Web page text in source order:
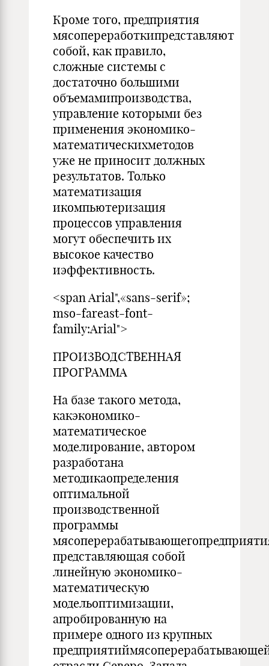
Кроме того, предприятия
мясопереработкипредставляют
собой, как правило,
сложные системы с
достаточно большими
объемамипроизводства,
управление которыми без
применения экономико-
математическихметодов
уже не приносит должных
результатов. Только
математизация
икомпьютеризация
процессов управления
могут обеспечить их
высокое качество
иэффективность.
<span Arial",«sans-serif»;
mso-fareast-font-
family:Arial">
ПРОИЗВОДСТВЕННАЯ
ПРОГРАММА
На базе такого метода,
какэкономико-
математическое
моделирование, автором
разработана
методикаопределения
оптимальной
производственной
программы
представляющая собой
линейную экономико-
математическую
модельоптимизации,
апробированную на
примере одного из крупных